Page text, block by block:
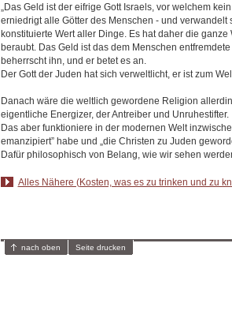
„Das Geld ist der eifrige Gott Israels, vor welchem
erniedrigt alle Götter des Menschen - und
konstituierte Wert aller Dinge. Es hat daher die
beraubt. Das Geld ist das dem Menschen
beherrscht ihn, und er betet es an.
Der Gott der Juden hat sich verweltlicht, er ist zum
Danach wäre die weltlich gewordene Religion
eigentliche Energizer, der Antreiber und Unruhestifter.
Das aber funktioniere in der modernen Welt
emanzipiert” habe und „die Christen zu Juden
Dafür philosophisch von Belang, wie wir sehen
Alles Nähere (Kosten, was es zu trinken und zu
nach oben Seite drucken